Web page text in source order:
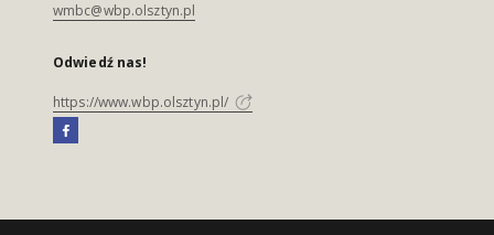
wmbc@wbp.olsztyn.pl
Odwiedź nas!
https://www.wbp.olsztyn.pl/